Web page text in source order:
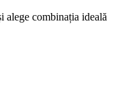
alege combinația ideală